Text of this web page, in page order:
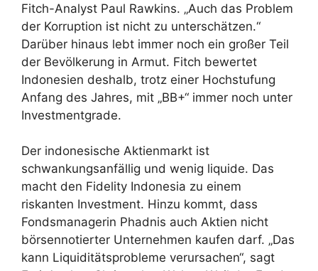
Fitch-Analyst Paul Rawkins. „Auch das Problem
der Korruption ist nicht zu unterschätzen.“
Darüber hinaus lebt immer noch ein großer Teil
der Bevölkerung in Armut. Fitch bewertet
Indonesien deshalb, trotz einer Hochstufung
Anfang des Jahres, mit „BB+“ immer noch unter
Investmentgrade.
Der indonesische Aktienmarkt ist
schwankungsanfällig und wenig liquide. Das
macht den Fidelity Indonesia zu einem
riskanten Investment. Hinzu kommt, dass
Fondsmanagerin Phadnis auch Aktien nicht
börsennotierter Unternehmen kaufen darf. „Das
kann Liquiditätsprobleme verursachen“, sagt